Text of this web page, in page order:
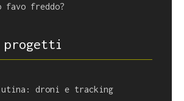
favo freddo?
droni e tracking